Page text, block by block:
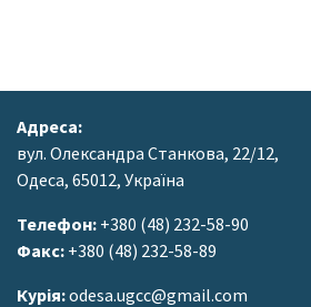
Адреса:
вул. Олександра Станкова, 22/12,
Одеса, 65012, Україна
Телефон: +380 (48) 232-58-90
Факс: +380 (48) 232-58-89
Курія:odesa.ugcc@gmail.com